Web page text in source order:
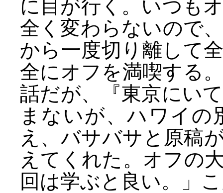
に目が行く。いつも
全く変わらないので
から一度切り離して
全にオフを満喫する
話だが、『東京にい
まないが、ハワイの
え、バサバサと原稿
えてくれた。オフの
回は学ぶと良い。」